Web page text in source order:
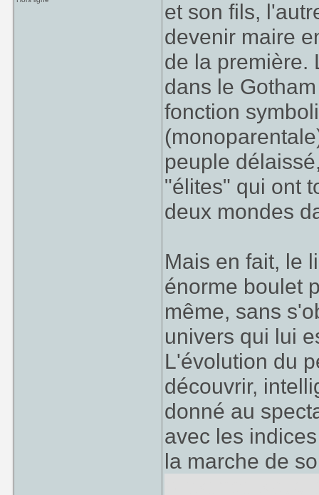
et son fils,
devenir maire
de la première.
dans le
fonction
peuple
"élites" qui ont
deux mondes
Mais en fait, le
énorme boulet
même, sans
univers qui lui
L'évolution du
découvrir,
donné au
avec les
la marche de